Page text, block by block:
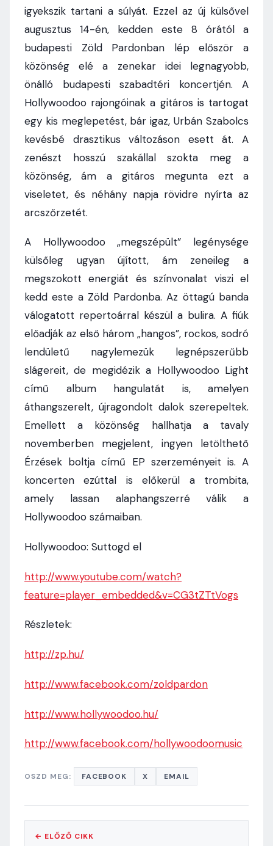
igyekszik tartani a súlyát. Ezzel az új külsővel
augusztus 14-én, kedden este 8 órától a
budapesti Zöld Pardonban lép először a
közönség elé a zenekar idei legnagyobb,
önálló budapesti szabadtéri koncertjén. A
Hollywoodoo rajongóinak a gitáros is tartogat
egy kis meglepetést, bár igaz, Urbán Szabolcs
kevésbé drasztikus változáson esett át. A
zenészt hosszú szakállal szokta meg a
közönség, ám a gitáros megunta ezt a
viseletet, és néhány napja rövidre nyírta az
arcszőrzetét.
A Hollywoodoo „megszépült” legénysége
külsőleg ugyan újított, ám zeneileg a
megszokott energiát és színvonalat viszi el
kedd este a Zöld Pardonba. Az öttagú banda
válogatott repertoárral készül a bulira. A fiúk
előadják az első három „hangos”, rockos, sodró
lendületű nagylemezük legnépszerűbb
slágereit, de megidézik a Hollywoodoo Light
című album hangulatát is, amelyen
áthangszerelt, újragondolt dalok szerepeltek.
Emellett a közönség hallhatja a tavaly
novemberben megjelent, ingyen letölthető
Érzések boltja című EP szerzeményeit is. A
koncerten ezúttal is előkerül a trombita,
amely lassan alaphangszerré válik a
Hollywoodoo számaiban.
Hollywoodoo: Suttogd el
http://www.youtube.com/watch?
feature=player_embedded&v=CG3tZTtVogs
Részletek:
http://zp.hu/
http://www.facebook.com/zoldpardon
http://www.hollywoodoo.hu/
http://www.facebook.com/hollywoodoomusic
OSZD MEG: FACEBOOK X EMAIL
← ELŐZŐ CIKK